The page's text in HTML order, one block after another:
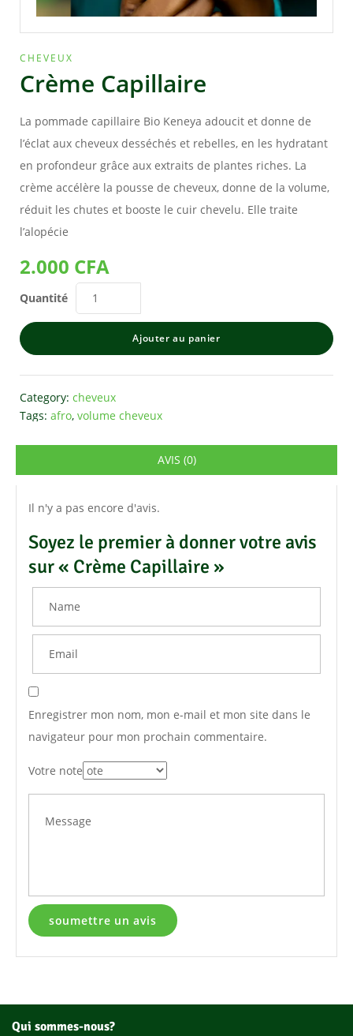
CHEVEUX
Crème Capillaire
La pommade capillaire Bio Keneya adoucit et donne de
l’éclat aux cheveux desséchés et rebelles, en les hydratant
en profondeur grâce aux extraits de plantes riches. La
crème accélère la pousse de cheveux, donne de la volume,
réduit les chutes et booste le cuir chevelu. Elle traite
l’alopécie
2.000 CFA
Quantité
Ajouter au panier
Category: cheveux
Tags: afro, volume cheveux
AVIS (0)
Il n'y a pas encore d'avis.
Soyez le premier à donner votre avis
sur « Crème Capillaire »
Enregistrer mon nom, mon e-mail et mon site dans le
navigateur pour mon prochain commentaire.
Votre note
Qui sommes-nous?